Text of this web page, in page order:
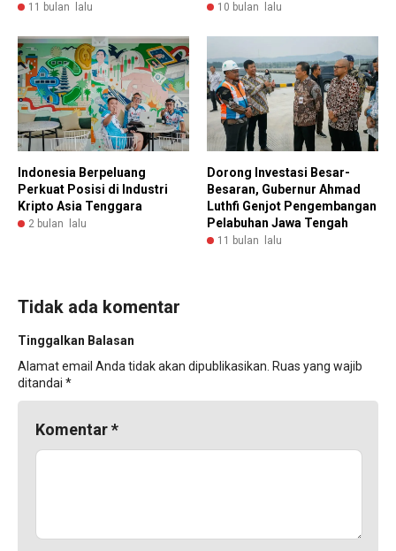
11 bulan lalu 10 bulan lalu
Indonesia Berpeluang
Perkuat Posisi di Industri
Kripto Asia Tenggara
2 bulan lalu
Dorong Investasi Besar-
Besaran, Gubernur Ahmad
Luthfi Genjot Pengembangan
Pelabuhan Jawa Tengah
11 bulan lalu
Tidak ada komentar
Tinggalkan Balasan
Alamat email Anda tidak akan dipublikasikan. Ruas yang wajib
ditandai *
Komentar*